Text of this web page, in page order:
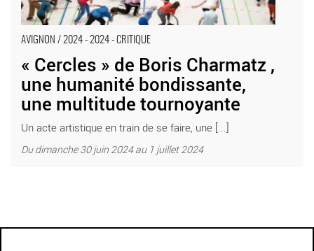
AVIGNON / 2024 - 2024 - CRITIQUE
« Cercles » de Boris Charmatz ,
une humanité bondissante,
une multitude tournoyante
Un acte artistique en train de se faire, une [...]
Du dimanche 30 juin 2024 au 1 juillet 2024